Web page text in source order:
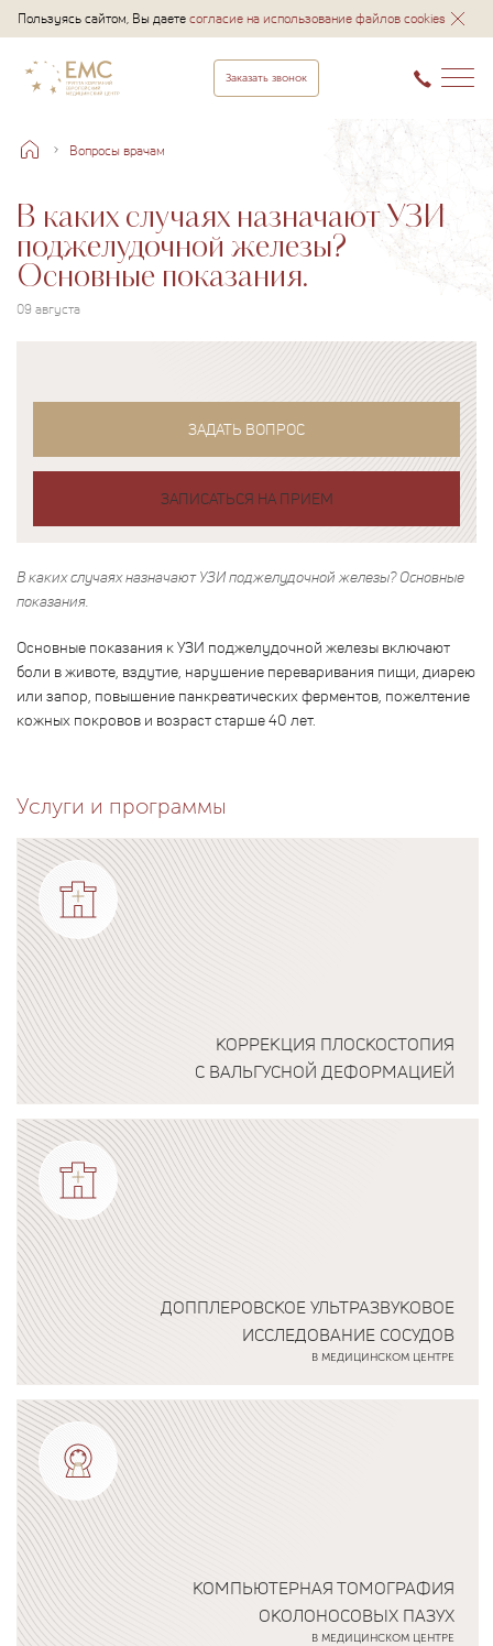
Пользуясь сайтом, Вы даетесогласие на использование файлов cookies
Заказать звонок
Вопросы врачам
В каких случаях назначают УЗИ
поджелудочной железы?
Основные показания.
09 августа
ЗАДАТЬ ВОПРОС
ЗАПИСАТЬСЯ НА ПРИЕМ
В каких случаях назначают УЗИ поджелудочной железы? Основные
показания.
Основные показания к УЗИ поджелудочной железы включают
боли в животе, вздутие, нарушение переваривания пищи, диарею
или запор, повышение панкреатических ферментов, пожелтение
кожных покровов и возраст старше 40 лет.
Услуги и программы
КОРРЕКЦИЯ ПЛОСКОСТОПИЯ
С ВАЛЬГУСНОЙ ДЕФОРМАЦИЕЙ
Подробнее о программе
ДОППЛЕРОВСКОЕ УЛЬТРАЗВУКОВОЕ
ИССЛЕДОВАНИЕ СОСУДОВ
В МЕДИЦИНСКОМ ЦЕНТРЕ
Подробнее о программе
КОМПЬЮТЕРНАЯ ТОМОГРАФИЯ
ОКОЛОНОСОВЫХ ПАЗУХ
В МЕДИЦИНСКОМ ЦЕНТРЕ